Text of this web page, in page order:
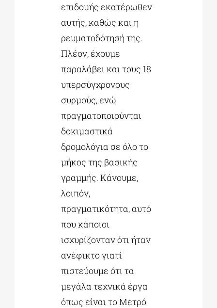
επιδομής εκατέρωθεν
αυτής, καθώς και η
ρευματοδότησή της.
Πλέον, έχουμε
παραλάβει και τους 18
υπερσύγχρονους
συρμούς, ενώ
πραγματοποιούνται
δοκιμαστικά
δρομολόγια σε όλο το
μήκος της βασικής
γραμμής. Κάνουμε,
λοιπόν,
πραγματικότητα, αυτό
που κάποιοι
ισχυρίζονταν ότι ήταν
ανέφικτο γιατί
πιστεύουμε ότι τα
μεγάλα τεχνικά έργα
όπως είναι το Μετρό